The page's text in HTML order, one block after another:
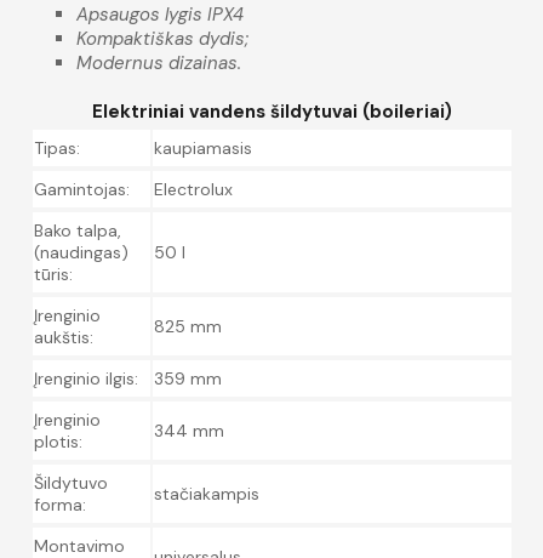
Apsaugos lygis IPX4
Kompaktiškas dydis;
Modernus dizainas.
Elektriniai vandens šildytuvai (boileriai)
Tipas:
kaupiamasis
Gamintojas:
Electrolux
Bako talpa,
(naudingas)
tūris:
50 l
Įrenginio
aukštis:
825 mm
Įrenginio ilgis:
359 mm
Įrenginio
plotis:
344 mm
Šildytuvo
forma:
stačiakampis
Montavimo